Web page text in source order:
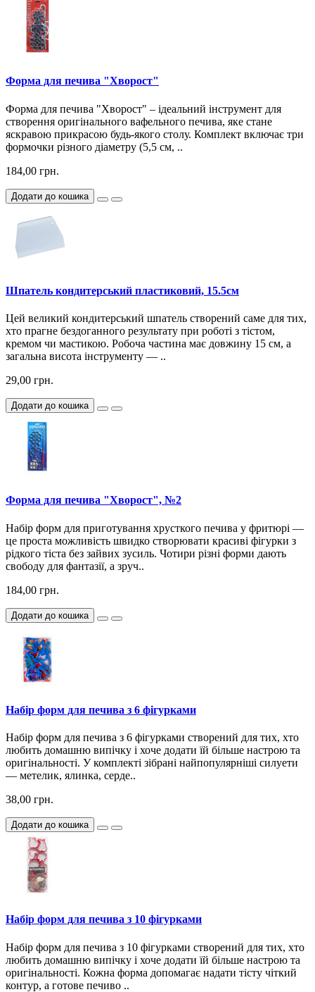
Форма для печива "Хворост"
Форма для печива "Хворост" – ідеальний інструмент для
створення оригінального вафельного печива, яке стане
яскравою прикрасою будь-якого столу. Комплект включає три
формочки різного діаметру (5,5 см, ..
184,00 грн.
Додати до кошика
Шпатель кондитерський пластиковий, 15.5см
Цей великий кондитерський шпатель створений саме для тих,
хто прагне бездоганного результату при роботі з тістом,
кремом чи мастикою. Робоча частина має довжину 15 см, а
загальна висота інструменту — ..
29,00 грн.
Додати до кошика
Форма для печива "Хворост", №2
Набір форм для приготування хрусткого печива у фритюрі —
це проста можливість швидко створювати красиві фігурки з
рідкого тіста без зайвих зусиль. Чотири різні форми дають
свободу для фантазії, а зруч..
184,00 грн.
Додати до кошика
Набір форм для печива з 6 фігурками
Набір форм для печива з 6 фігурками створений для тих, хто
любить домашню випічку і хоче додати їй більше настрою та
оригінальності. У комплекті зібрані найпопулярніші силуети
— метелик, ялинка, серде..
38,00 грн.
Додати до кошика
Набір форм для печива з 10 фігурками
Набір форм для печива з 10 фігурками створений для тих, хто
любить домашню випічку і хоче додати їй більше настрою та
оригінальності. Кожна форма допомагає надати тісту чіткий
контур, а готове печиво ..